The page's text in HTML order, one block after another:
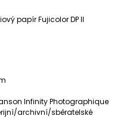
papír Fujicolor DP II
Infinity Photographique
archivní/sběratelské